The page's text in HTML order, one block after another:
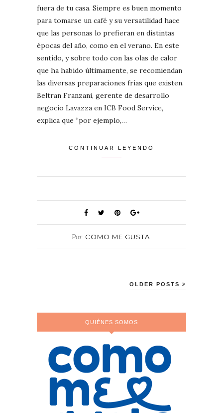
fuera de tu casa. Siempre es buen momento
para tomarse un café y su versatilidad hace
que las personas lo prefieran en distintas
épocas del año, como en el verano. En este
sentido, y sobre todo con las olas de calor
que ha habido últimamente, se recomiendan
las diversas preparaciones frías que existen.
Beltran Franzani, gerente de desarrollo
negocio Lavazza en ICB Food Service,
explica que “por ejemplo,…
CONTINUAR LEYENDO
Por COMO ME GUSTA
OLDER POSTS
QUIÉNES SOMOS